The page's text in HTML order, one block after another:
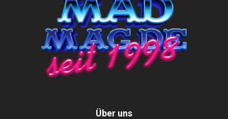
Über uns